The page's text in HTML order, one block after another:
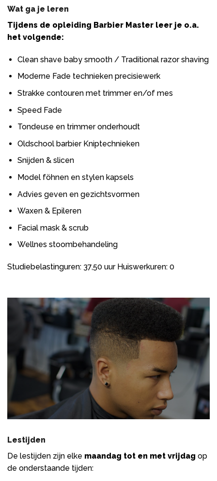
Wat ga je leren
Tijdens de opleiding Barbier Master leer je o.a.
het volgende:
Clean shave baby smooth / Traditional razor shaving
Moderne Fade technieken precisiewerk
Strakke contouren met trimmer en/of mes
Speed Fade
Tondeuse en trimmer onderhoudt
Oldschool barbier Kniptechnieken
Snijden & slicen
Model föhnen en stylen kapsels
Advies geven en gezichtsvormen
Waxen & Epileren
Facial mask & scrub
Wellnes stoombehandeling
Studiebelastinguren: 37,50 uur Huiswerkuren: 0
Lestijden
De lestijden zijn elke maandag tot en met vrijdag op
de onderstaande tijden: